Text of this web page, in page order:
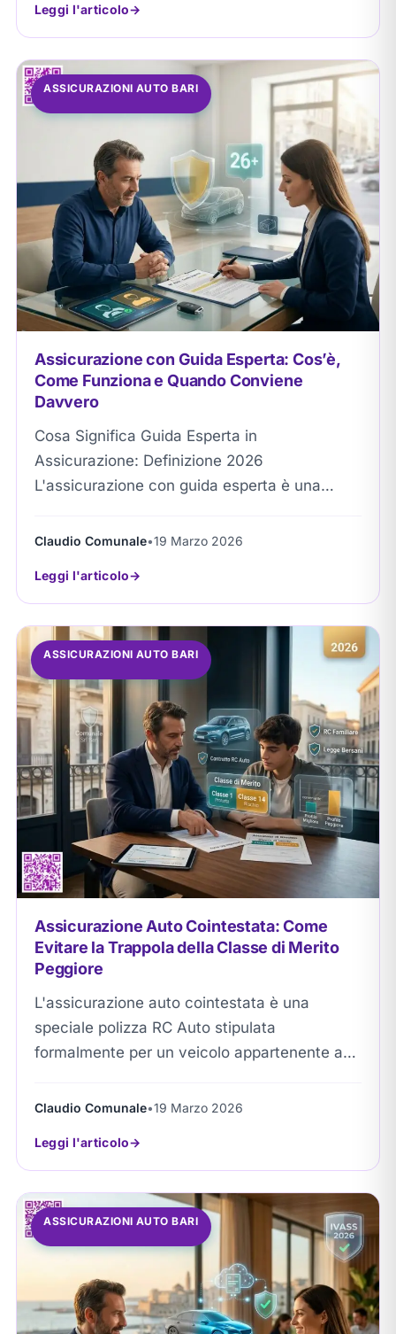
Leggi l'articolo
ASSICURAZIONI AUTO BARI
Assicurazione con Guida Esperta: Cos’è,
Come Funziona e Quando Conviene
Davvero
Cosa Significa Guida Esperta in
Assicurazione: Definizione 2026
L'assicurazione con guida esperta è una
l'utilizzo del veicolo a conducenti con età
Claudio Comunale•19 Marzo 2026
Leggi l'articolo
ASSICURAZIONI AUTO BARI
Assicurazione Auto Cointestata: Come
Evitare la Trappola della Classe di Merito
Peggiore
L'assicurazione auto cointestata è una
speciale polizza RC Auto stipulata
formalmente per un veicolo appartenente a
automobilisti di condividere i pesanti costi
Claudio Comunale•19 Marzo 2026
Leggi l'articolo
ASSICURAZIONI AUTO BARI